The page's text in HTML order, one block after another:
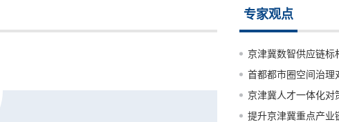
专家观点
京津冀数智供应链标
首都都市圈空间治理
京津冀人才一体化对
提升京津冀重点产业